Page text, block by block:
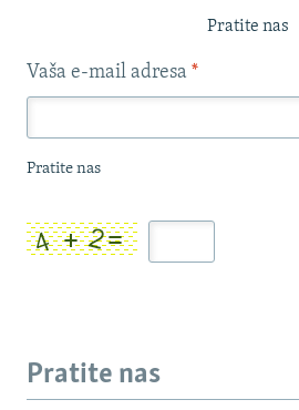
Pratite nas
Vaša e-mail adresa *
Pratite nas
Pratite nas